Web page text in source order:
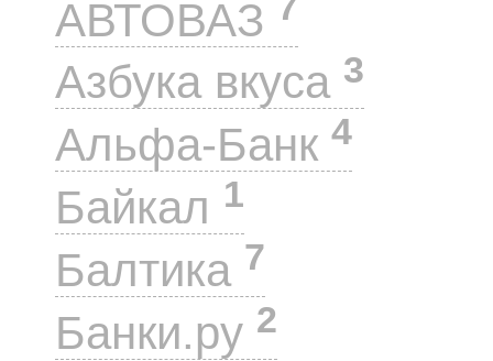
АВТОВАЗ
Азбука вкуса 3
Альфа-Банк 4
Байкал 1
Балтика 7
Банки.ру 2